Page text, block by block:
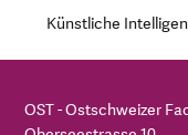
Künstliche
OST - Ostschweizer